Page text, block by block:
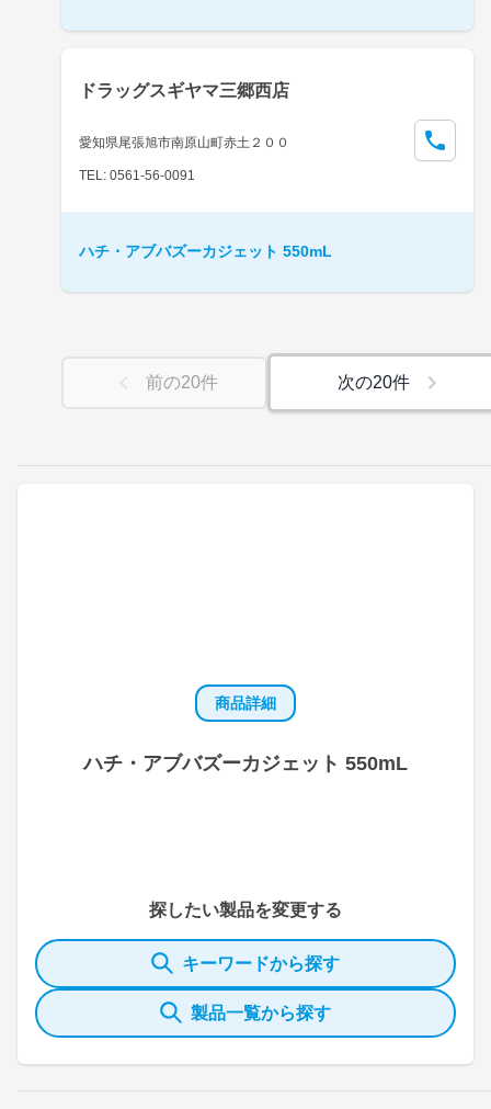
商品詳細
ハチ・アブバズーカジェット 550mL
探したい製品を変更する
キーワードから探す
製品一覧から探す
ドラッグスギヤマ三郷西店
愛知県尾張旭市南原山町赤土２００
TEL: 0561-56-0091
ハチ・アブバズーカジェット 550mL
前の20件 次の20件